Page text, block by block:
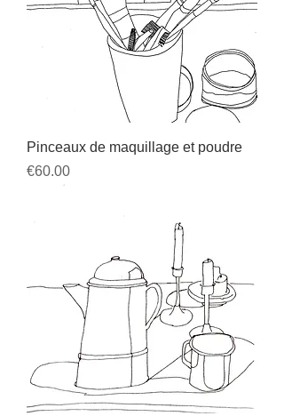
Pinceaux de maquillage et poudre
Price
€60.00